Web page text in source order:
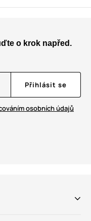
o krok napřed.
Přihlásit se
osobních údajů